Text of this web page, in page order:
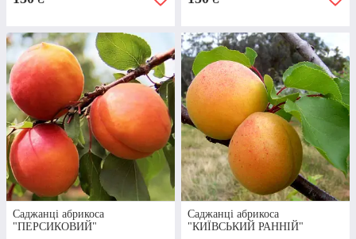
Цінова політика
Завдяки тому, що ми самі вирощуємо
посадковий матеріал, вартість більшості є
досить приємною. Так, на саджанці
абрикоса ціна вас приємно порадує!
Саджанці абрикоса
"ПЕРСИКОВИЙ"
Саджанці абрикоса
"КИЇВСЬКИЙ РАННІЙ"